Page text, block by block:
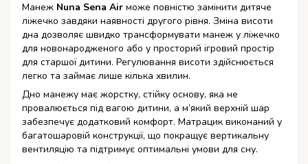
Манеж Nuna Sena Air може повністю замінити дитяче
ліжечко завдяки наявності другого рівня. Зміна висоти
дна дозволяє швидко трансформувати манеж у ліжечко
для новонародженого або у просторий ігровий простір
для старшої дитини. Регулювання висоти здійснюється
легко та займає лише кілька хвилин.
Дно манежу має жорстку, стійку основу, яка не
провалюється під вагою дитини, а м’який верхній шар
забезпечує додатковий комфорт. Матрацик виконаний у
багатошаровій конструкції, що покращує вертикальну
вентиляцію та підтримує оптимальні умови для сну.